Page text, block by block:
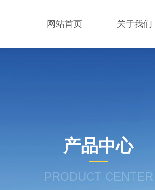
网站首页 关于我们
产品中心
PRODUCT CENTER